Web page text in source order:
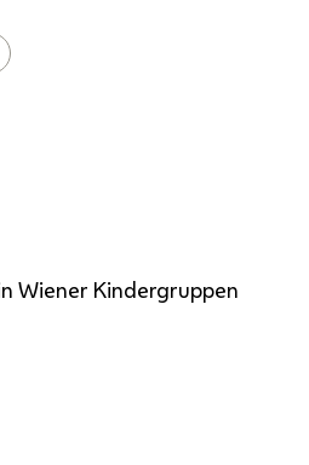
Wiener Kindergruppen